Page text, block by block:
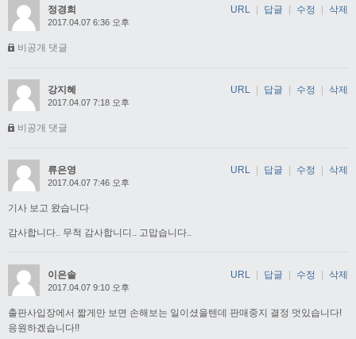
정경희
2017.04.07 6:36 오후
비공개 댓글
URL 답글 수정 삭제
강지혜
2017.04.07 7:18 오후
비공개 댓글
URL 답글 수정 삭제
류은영
2017.04.07 7:46 오후
기사 보고 왔습니다
감사합니다.. 무척 감사합니디.. 고맙습니다..
URL 답글 수정 삭제
이은솔
2017.04.07 9:10 오후
출판사입장에서 짧게만 보면 손해보는 일이셨을텐데 판매중지 결정 멋있습니다!
응원하겠습니다!!
URL | 답글 | 수정 | 삭제